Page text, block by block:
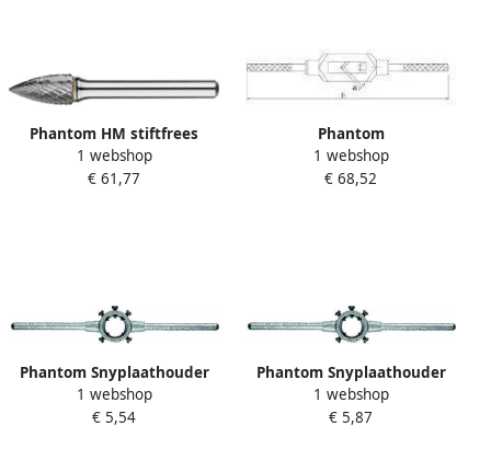
Phantom HM stiftfrees
boomvorm spits
G12.7x25x6x69 TV6
1 webshop
€ 61,77
Phantom
Verst.wringyzerno. 2
1 webshop
€ 68,52
Phantom Snyplaathouder
16x 5
1 webshop
€ 5,54
Phantom Snyplaathouder
25x 9
1 webshop
€ 5,87